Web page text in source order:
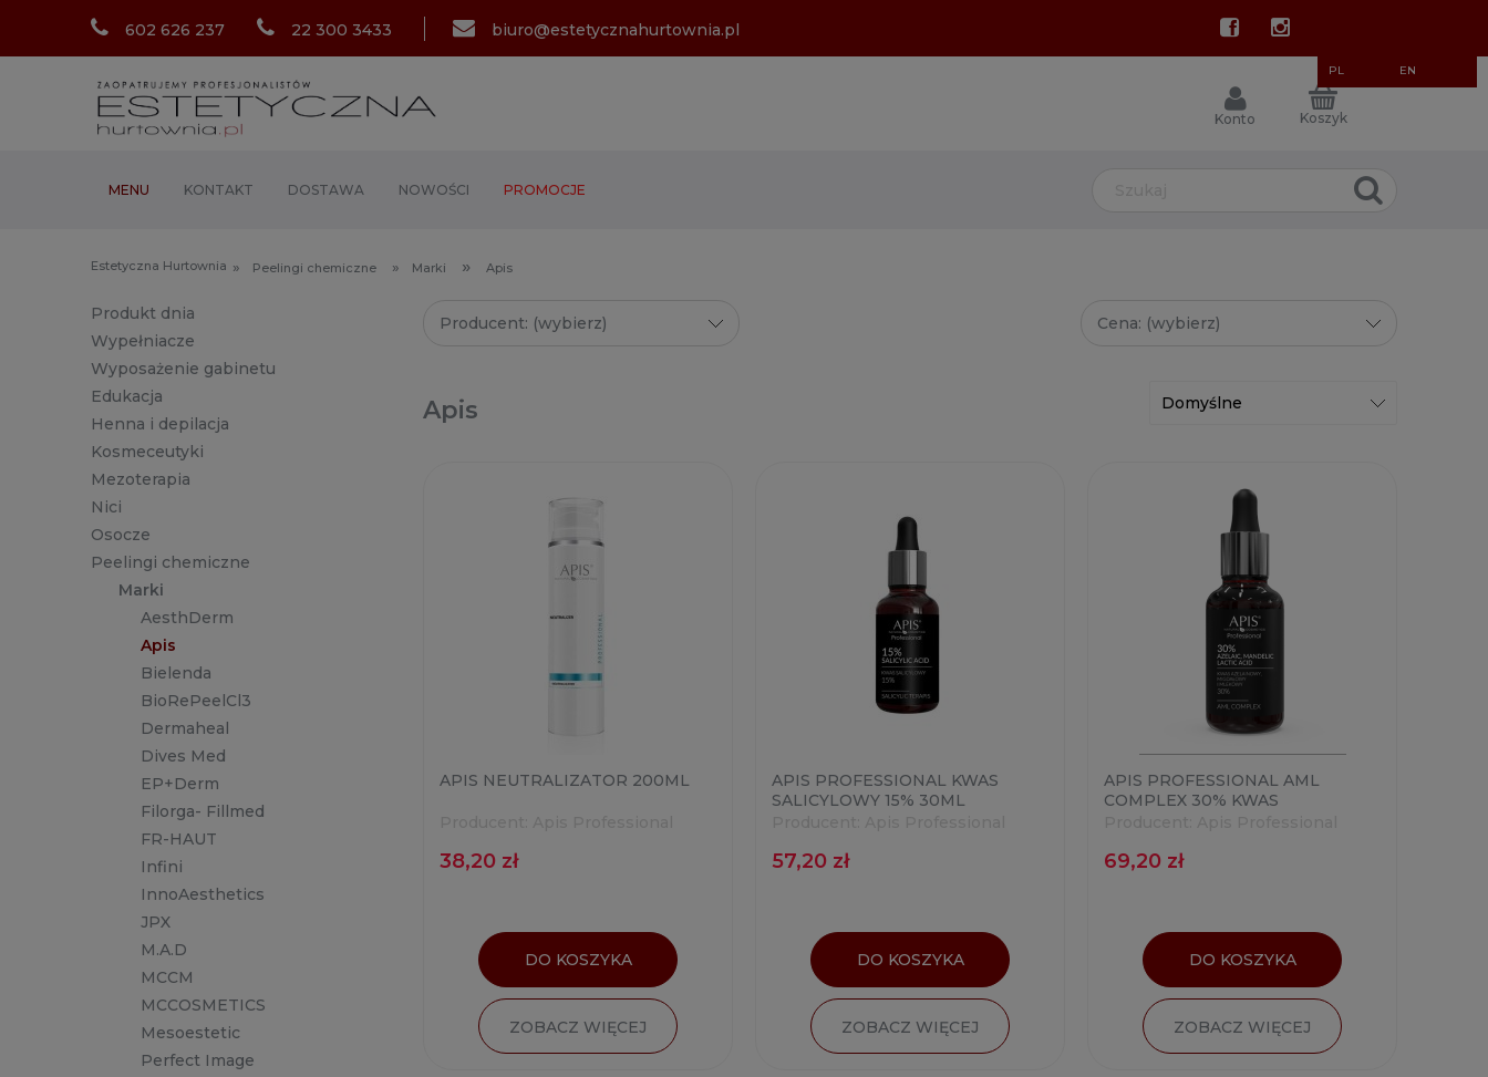
602 626 237 22 300 3433 biuro@estetycznahurtownia.pl
PL EN
Koszyk
Konto
MENU KONTAKT DOSTAWA NOWOŚCI PROMOCJE
Estetyczna Hurtownia » Peelingi chemiczne » Marki » Apis
Produkt dnia
Wypełniacze
Wyposażenie gabinetu
Edukacja
Henna i depilacja
Kosmeceutyki
Mezoterapia
Nici
Osocze
Peelingi chemiczne
Marki
AesthDerm
Apis
Bielenda
BioRePeelCl3
Dermaheal
Dives Med
EP+Derm
Filorga- Fillmed
FR-HAUT
Infini
InnoAesthetics
JPX
M.A.D
MCCM
MCCOSMETICS
Mesoestetic
Perfect Image
Producent: (wybierz) Cena: (wybierz)
Apis
APIS NEUTRALIZATOR 200ML
38,20 zł
DO KOSZYKA
ZOBACZ WIĘCEJ
APIS PROFESSIONAL KWAS
SALICYLOWY 15% 30ML
57,20 zł
DO KOSZYKA
ZOBACZ WIĘCEJ
APIS PROFESSIONAL AML
COMPLEX 30% KWAS
69,20 zł
DO KOSZYKA
ZOBACZ WIĘCEJ